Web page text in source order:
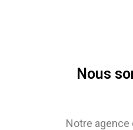
Nous
Notre